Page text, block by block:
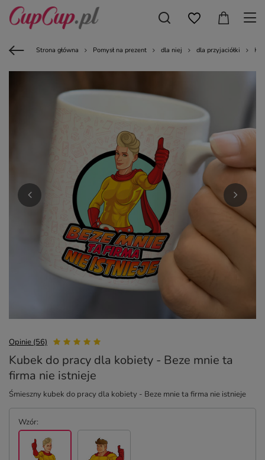
Strona główna Pomysł na prezent dla niej dla przyjaciółki
Opinie (56)
Kubek do pracy dla kobiety - Beze mnie ta
firma nie istnieje
Śmieszny kubek do pracy dla kobiety - Beze mnie ta firma nie istnieje
Wzór